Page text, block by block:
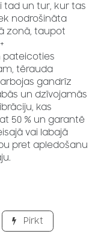
tad un tur, kur tas
nodrošināta
zonā, taupot
pateicoties
tērauda
gandrīz
un dzīvojamās
kas
50 % un garantē
vai labajā
pret apledošanu
Pirkt